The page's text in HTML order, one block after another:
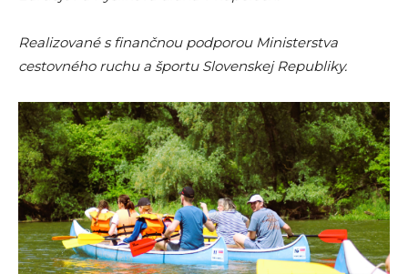
Realizované s finančnou podporou Ministerstva
cestovného ruchu a športu Slovenskej Republiky.